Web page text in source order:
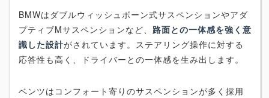
BMWはダブルウィッシュボーン式サスペンションやアダ
プティブMサスペンションなど、 路面との一体感を強く意
識した設計がされています。ステアリング操作に対する
応答性も高く、ドライバーとの一体感を生み出します。
ベンツはコンフォート寄りのサスペンションが多く採用